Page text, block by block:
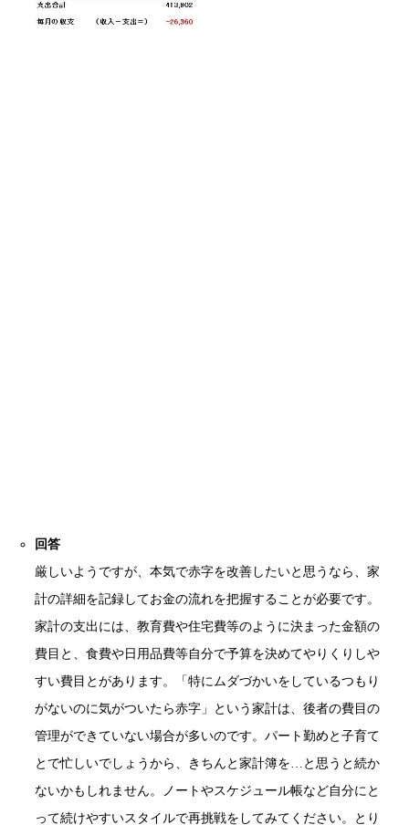
回答
厳しいようですが、本気で赤字を改善したいと思うなら、家
計の詳細を記録してお金の流れを把握することが必要です。
家計の支出には、教育費や住宅費等のように決まった金額の
費目と、食費や日用品費等自分で予算を決めてやりくりしや
すい費目とがあります。「特にムダづかいをしているつもり
がないのに気がついたら赤字」という家計は、後者の費目の
管理ができていない場合が多いのです。パート勤めと子育て
とで忙しいでしょうから、きちんと家計簿を…と思うと続か
ないかもしれません。ノートやスケジュール帳など自分にと
って続けやすいスタイルで再挑戦をしてみてください。とり